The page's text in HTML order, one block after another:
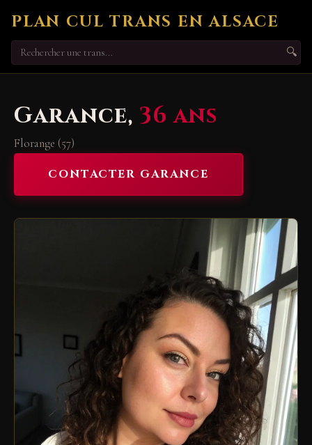
PLAN CUL TRANS EN ALSACE
🔍
Garance, 36 ans
Florange (57)
CONTACTER GARANCE